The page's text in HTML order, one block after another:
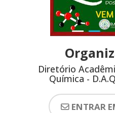
Diretório
Química -
ENTRAR